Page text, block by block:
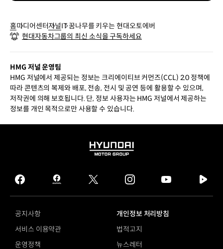
홈미디어센터저널IT 꿈나무를 키우는 현대오토에버
현대자동차그룹의 최신 소식을 구독하세요
HMG 저널 운영팀
HMG 저널에서 제공되는 정보는 크리에이티브 커먼즈(CCL) 2.0 정책에
따라 콘텐츠의 복제와 배포, 전송, 전시 및 공연 등에 활용할 수 있으며,
저작권에 의해 보호됩니다. 단, 정보 사용자는 HMG 저널에서 제공하는
정보를 개인 목적으로만 사용할 수 있습니다.
HYUNDAI
GROUP
facebook
hmg
journal
twitter instagram
tv
공지사항
개인정보 처리방침
서비스 이용약관
법적고지
운영정책
뉴스레터